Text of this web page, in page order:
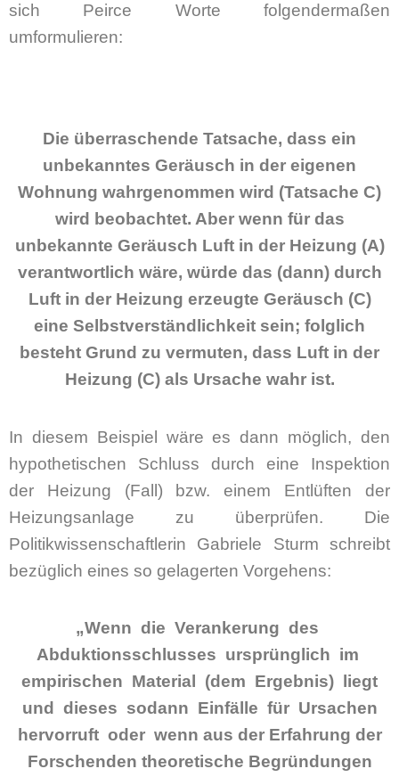
sich Peirce Worte folgendermaßen
umformulieren:
Die überraschende Tatsache, dass ein
unbekanntes Geräusch in der eigenen
Wohnung wahrgenommen wird (Tatsache C)
wird beobachtet. Aber wenn für das
unbekannte Geräusch Luft in der Heizung (A)
verantwortlich wäre, würde das (dann) durch
Luft in der Heizung erzeugte Geräusch (C)
eine Selbstverständlichkeit sein; folglich
besteht Grund zu vermuten, dass Luft in der
Heizung (C) als Ursache wahr ist.
In diesem Beispiel wäre es dann möglich, den
hypothetischen Schluss durch eine Inspektion
der Heizung (Fall) bzw. einem Entlüften der
Heizungsanlage zu überprüfen. Die
Politikwissenschaftlerin Gabriele Sturm schreibt
bezüglich eines so gelagerten Vorgehens:
„Wenn die Verankerung des
Abduktionsschlusses ursprünglich im
empirischen Material (dem Ergebnis) liegt
und dieses sodann Einfälle für Ursachen
hervorruft oder wenn aus der Erfahrung der
Forschenden theoretische Begründungen